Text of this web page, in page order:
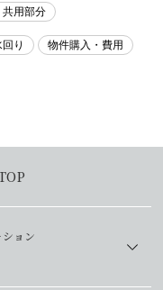
共用部分
回り 物件購入・費用
ョン